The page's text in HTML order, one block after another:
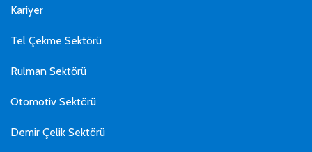
Kariyer
Tel Çekme Sektörü
Rulman Sektörü
Otomotiv Sektörü
Demir Çelik Sektörü